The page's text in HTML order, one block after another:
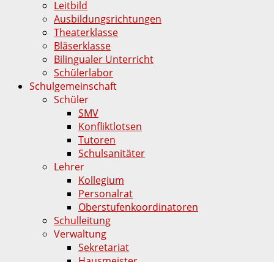
Leitbild
Ausbildungsrichtungen
Theaterklasse
Bläserklasse
Bilingualer Unterricht
Schülerlabor
Schulgemeinschaft
Schüler
SMV
Konfliktlotsen
Tutoren
Schulsanitäter
Lehrer
Kollegium
Personalrat
Oberstufenkoordinatoren
Schulleitung
Verwaltung
Sekretariat